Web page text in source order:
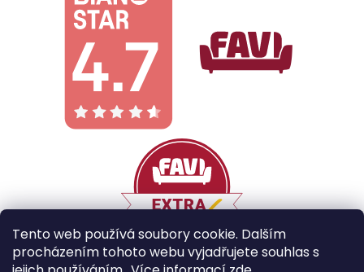
Tento web používá soubory cookie. Dalším
procházením tohoto webu vyjadřujete souhlas s